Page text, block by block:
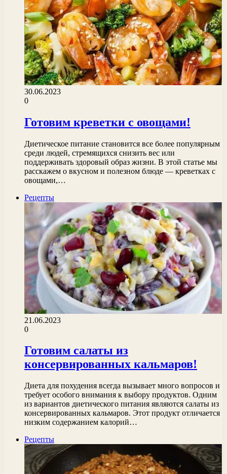
30.06.2023
0
Готовим креветки с овощами!
Диетическое питание становится все более популярным
среди людей, стремящихся снизить вес или
поддерживать здоровый образ жизни. В этой статье мы
расскажем о вкусном и полезном блюде — креветках с
овощами,…
Рецепты
21.06.2023
0
Готовим салаты из
консервированных кальмаров!
Диета для похудения всегда вызывает много вопросов и
требует особого внимания к выбору продуктов. Одним
из вариантов диетического питания являются салаты из
консервированных кальмаров. Этот продукт отличается
низким содержанием калорий…
Рецепты